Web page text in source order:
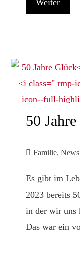
Weiter
50
Familie, News
Es gibt im
2023 bereits
in der wir uns
Das war ein